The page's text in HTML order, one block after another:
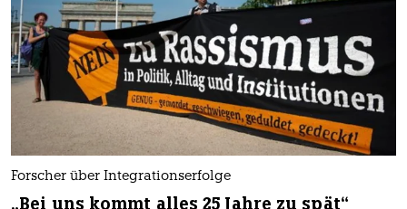
Forscher über Integrationserfolge
„Bei uns kommt alles 25 Jahre zu spät“